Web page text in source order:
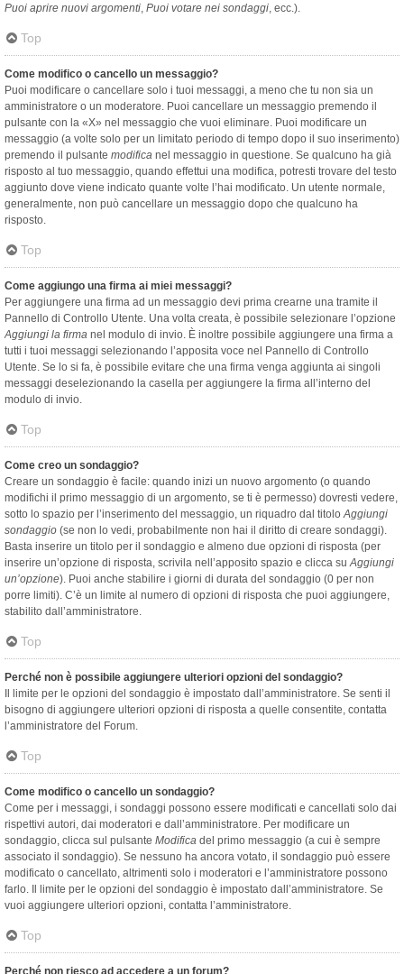
Puoi aprire nuovi argomenti, Puoi votare nei sondaggi, ecc.).
Top
Come modifico o cancello un messaggio?
Puoi modificare o cancellare solo i tuoi messaggi, a meno che tu non sia un
amministratore o un moderatore. Puoi cancellare un messaggio premendo il
pulsante con la «X» nel messaggio che vuoi eliminare. Puoi modificare un
messaggio (a volte solo per un limitato periodo di tempo dopo il suo inserimento)
premendo il pulsante modifica nel messaggio in questione. Se qualcuno ha già
risposto al tuo messaggio, quando effettui una modifica, potresti trovare del testo
aggiunto dove viene indicato quante volte l’hai modificato. Un utente normale,
generalmente, non può cancellare un messaggio dopo che qualcuno ha
risposto.
Top
Come aggiungo una firma ai miei messaggi?
Per aggiungere una firma ad un messaggio devi prima crearne una tramite il
Pannello di Controllo Utente. Una volta creata, è possibile selezionare l’opzione
Aggiungi la firma nel modulo di invio. È inoltre possibile aggiungere una firma a
tutti i tuoi messaggi selezionando l’apposita voce nel Pannello di Controllo
Utente. Se lo si fa, è possibile evitare che una firma venga aggiunta ai singoli
messaggi deselezionando la casella per aggiungere la firma all’interno del
modulo di invio.
Top
Come creo un sondaggio?
Creare un sondaggio è facile: quando inizi un nuovo argomento (o quando
modifichi il primo messaggio di un argomento, se ti è permesso) dovresti vedere,
sotto lo spazio per l’inserimento del messaggio, un riquadro dal titoloAggiungi
sondaggio (se non lo vedi, probabilmente non hai il diritto di creare sondaggi).
Basta inserire un titolo per il sondaggio e almeno due opzioni di risposta (per
inserire un’opzione di risposta, scrivila nell’apposito spazio e clicca suAggiungi
un’opzione). Puoi anche stabilire i giorni di durata del sondaggio (0 per non
porre limiti). C’è un limite al numero di opzioni di risposta che puoi aggiungere,
stabilito dall’amministratore.
Top
Perché non è possibile aggiungere ulteriori opzioni del sondaggio?
Il limite per le opzioni del sondaggio è impostato dall’amministratore. Se senti il
bisogno di aggiungere ulteriori opzioni di risposta a quelle consentite, contatta
l’amministratore del Forum.
Top
Come modifico o cancello un sondaggio?
Come per i messaggi, i sondaggi possono essere modificati e cancellati solo dai
rispettivi autori, dai moderatori e dall’amministratore. Per modificare un
sondaggio, clicca sul pulsante Modifica del primo messaggio (a cui è sempre
associato il sondaggio). Se nessuno ha ancora votato, il sondaggio può essere
modificato o cancellato, altrimenti solo i moderatori e l’amministratore possono
farlo. Il limite per le opzioni del sondaggio è impostato dall’amministratore. Se
vuoi aggiungere ulteriori opzioni, contatta l’amministratore.
Top
Perché non riesco ad accedere a un forum?